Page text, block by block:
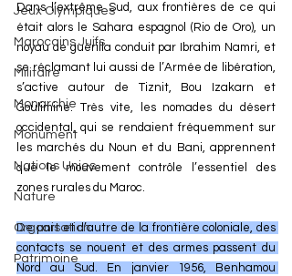
Jeux Olympiques
Marocains Juifs
Militaire
Monarchie
Monument
Nations Unies
Nature
Organisation
Patrimoine
Dans l’extrême Sud, aux frontières de ce qui
était alors le Sahara espagnol (Rio de Oro), un
noyau de guérilla conduit par Ibrahim Namri, et
se réclamant lui aussi de l’Armée de libération,
s’active autour de Tiznit, Bou Izakarn et
Goulimine. Très vite, les nomades du désert
occidental, qui se rendaient fréquemment sur
les marchés du Noun et du Bani, apprennent
que le mouvement contrôle l’essentiel des
zones rurales du Maroc.
De part et d’autre de la frontière coloniale, des
contacts se nouent et des armes passent du
Nord au Sud. En janvier 1956, Benhamou